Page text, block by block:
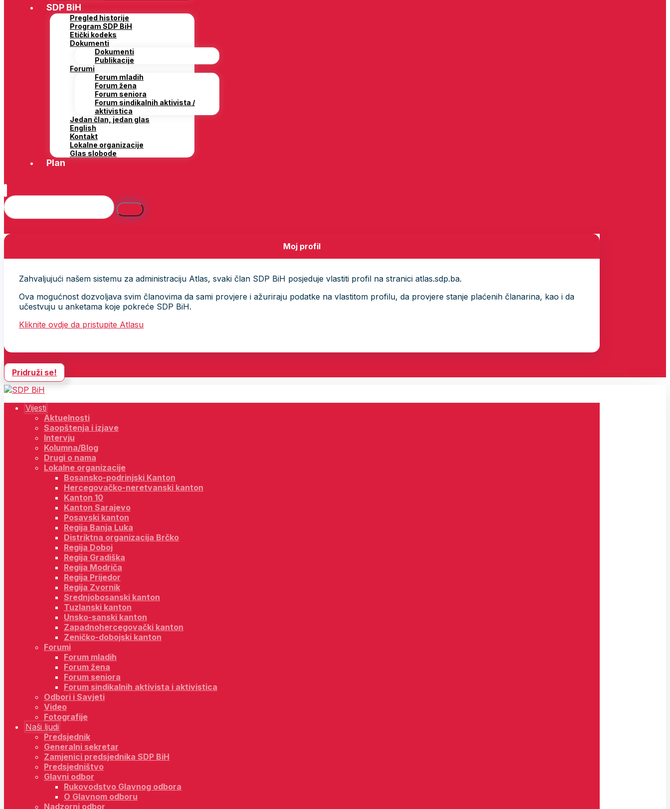
SDP BiH
Pregled historije
Program SDP BiH
Etički kodeks
Dokumenti
Dokumenti
Publikacije
Forumi
Forum mladih
Forum žena
Forum seniora
Forum sindikalnih aktivista /
aktivistica
Jedan član, jedan glas
English
Kontakt
Lokalne organizacije
Glas slobode
Plan
Moj profil
Zahvaljujući našem sistemu za administraciju Atlas, svaki član SDP BiH posjeduje vlastiti profil na stranici atlas.sdp.ba.
Ova mogućnost dozvoljava svim članovima da sami provjere i ažuriraju podatke na vlastitom profilu, da provjere stanje plaćenih članarina, kao i da
učestvuju u anketama koje pokreće SDP BiH.
Kliknite ovdje da pristupite Atlasu
Pridruži se!
Vijesti
Aktuelnosti
Saopštenja i izjave
Intervju
Kolumna/Blog
Drugi o nama
Lokalne organizacije
Bosansko-podrinjski Kanton
Hercegovačko-neretvanski kanton
Kanton 10
Kanton Sarajevo
Posavski kanton
Regija Banja Luka
Distriktna organizacija Brčko
Regija Doboj
Regija Gradiška
Regija Modriča
Regija Prijedor
Regija Zvornik
Srednjobosanski kanton
Tuzlanski kanton
Unsko-sanski kanton
Zapadnohercegovački kanton
Zeničko-dobojski kanton
Forumi
Forum mladih
Forum žena
Forum seniora
Forum sindikalnih aktivista i aktivistica
Odbori i Savjeti
Video
Fotografije
Naši ljudi
Predsjednik
Generalni sekretar
Zamjenici predsjednika SDP BiH
Predsjedništvo
Glavni odbor
Rukovodstvo Glavnog odbora
O Glavnom odboru
Nadzorni odbor